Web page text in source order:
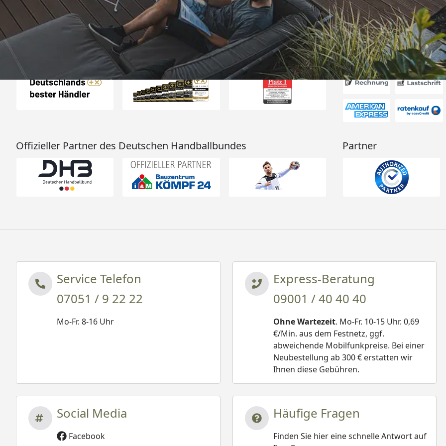
25.957 Bewertungen
Auszeichnungen Akzeptierte
Offizieller Partner des Deutschen Handballbundes Partner
Service Telefon
07051 / 9 22 22
Mo-Fr. 8-16 Uhr
Express-Beratung
09001 / 40 40 40
Ohne Wartezeit. Mo-Fr. 10-15 Uhr. 0,69
€/Min. aus dem Festnetz, ggf.
abweichende Mobilfunkpreise. Bei einer
Neubestellung ab 300 € erstatten wir
Ihnen diese Gebühren.
Social Media
Facebook
Häufige Fragen
Finden Sie hier eine schnelle Antwort auf